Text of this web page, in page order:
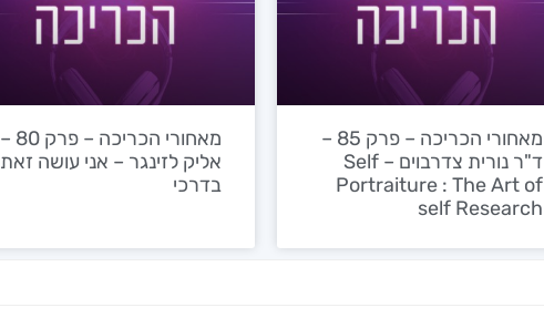
מאחורי הכריכה – פרק 85 –
ד"ר נורית צדרבוים – Self
Portraiture : The Art of
self Research
מאחורי הכריכה – פרק 80 –
אליק לזינגר – אני עושה זאת
בדרכי